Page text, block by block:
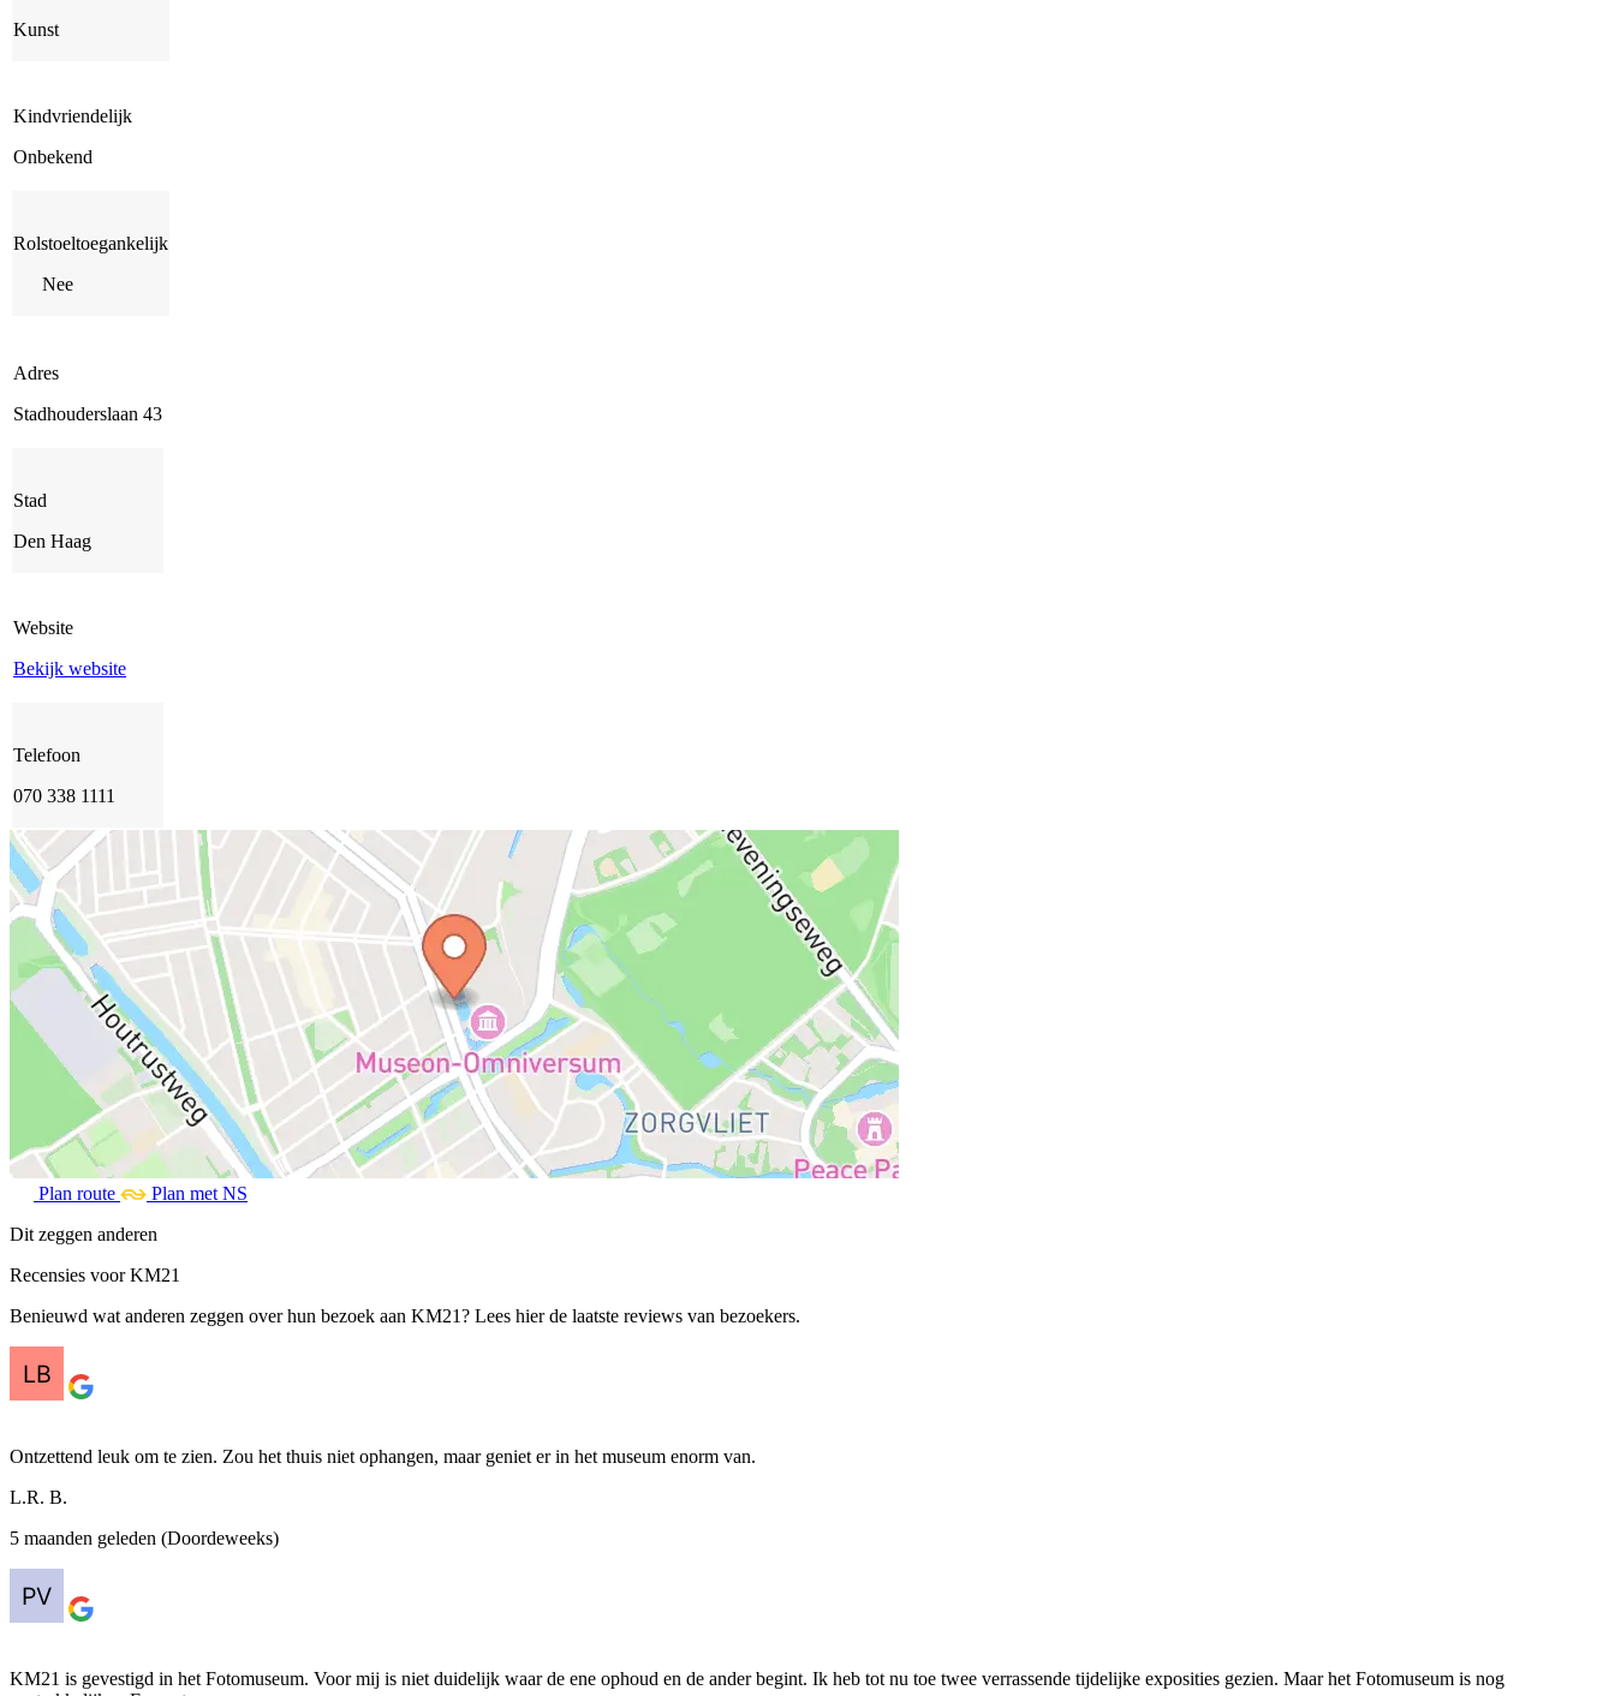
Kunst
Kindvriendelijk
Onbekend
Rolstoeltoegankelijk
Nee
Adres
Stadhouderslaan 43
Stad
Den Haag
Website
Bekijk website
Telefoon
070 338 1111
Plan route
Plan met NS
Dit zeggen anderen
Recensies voor KM21
Benieuwd wat anderen zeggen over hun bezoek aan KM21? Lees hier de laatste reviews van bezoekers.
Ontzettend leuk om te zien. Zou het thuis niet ophangen, maar geniet er in het museum enorm van.
L.R. B.
5 maanden geleden (Doordeweeks)
KM21 is gevestigd in het Fotomuseum. Voor mij is niet duidelijk waar de ene ophoud en de ander begint. Ik heb tot nu toe twee verrassende tijdelijke exposities gezien. Maar het Fotomuseum is nog